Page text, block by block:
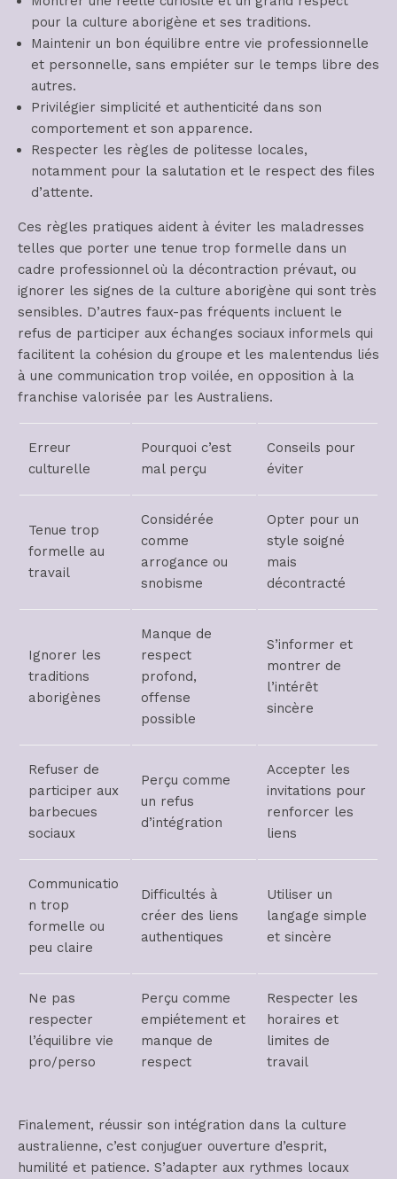
pour la culture aborigène et ses traditions.
Maintenir un bon équilibre entre vie professionnelle
et personnelle, sans empiéter sur le temps libre des
autres.
Privilégier simplicité et authenticité dans son
comportement et son apparence.
Respecter les règles de politesse locales,
notamment pour la salutation et le respect des files
d’attente.
Ces règles pratiques aident à éviter les maladresses
telles que porter une tenue trop formelle dans un
cadre professionnel où la décontraction prévaut, ou
ignorer les signes de la culture aborigène qui sont très
sensibles. D’autres faux-pas fréquents incluent le
refus de participer aux échanges sociaux informels qui
facilitent la cohésion du groupe et les malentendus liés
à une communication trop voilée, en opposition à la
franchise valorisée par les Australiens.
Erreur
culturelle
Pourquoi c’est
mal perçu
Conseils pour
éviter
Tenue trop
formelle au
travail
Considérée
comme
arrogance ou
snobisme
Opter pour un
style soigné
mais
décontracté
Ignorer les
traditions
aborigènes
Manque de
respect
profond,
offense
possible
S’informer et
montrer de
l’intérêt
sincère
Refuser de
participer aux
barbecues
sociaux
Perçu comme
un refus
d’intégration
Accepter les
invitations pour
renforcer les
liens
Communicatio
n trop
formelle ou
peu claire
Difficultés à
créer des liens
authentiques
Utiliser un
langage simple
et sincère
Ne pas
respecter
l’équilibre vie
pro/perso
Perçu comme
empiétement et
manque de
respect
Respecter les
horaires et
limites de
travail
Finalement, réussir son intégration dans la culture
australienne, c’est conjuguer ouverture d’esprit,
humilité et patience. S’adapter aux rythmes locaux